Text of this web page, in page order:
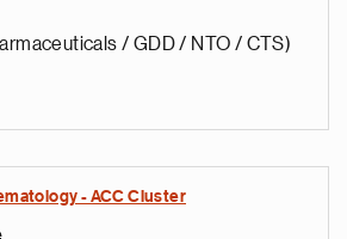
/ GDD / NTO / CTS)
- ACC Cluster